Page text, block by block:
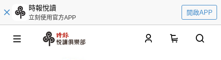
時報悅讀
立刻使用官方APP
開啟APP